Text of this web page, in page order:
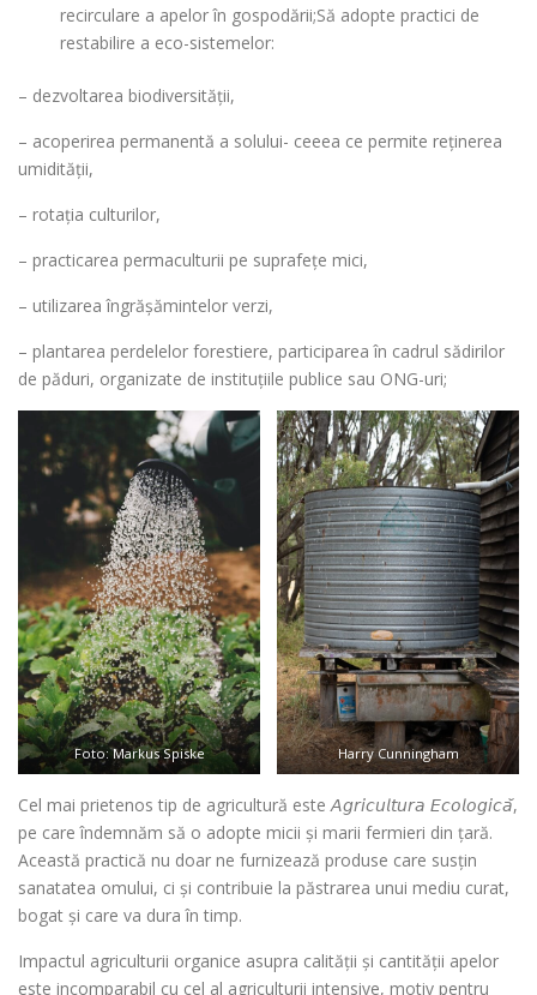
recirculare a apelor în gospodării;Să adopte practici de
restabilire a eco-sistemelor:
– dezvoltarea biodiversității,
– acoperirea permanentă a solului- ceeea ce permite reținerea
umidității,
– rotația culturilor,
– practicarea permaculturii pe suprafețe mici,
– utilizarea îngrășămintelor verzi,
– plantarea perdelelor forestiere, participarea în cadrul sădirilor
de păduri, organizate de instituțiile publice sau ONG-uri;
Foto: Markus Spiske Harry Cunningham
Cel mai prietenos tip de agricultură este 𝘈𝘨𝘳𝘪𝘤𝘶𝘭𝘵𝘶𝘳𝘢 𝘌𝘤𝘰𝘭𝘰𝘨𝘪𝘤𝘢̆,
pe care îndemnăm să o adopte micii și marii fermieri din țară.
Această practică nu doar ne furnizează produse care susțin
sanatatea omului, ci și contribuie la păstrarea unui mediu curat,
bogat și care va dura în timp.
Impactul agriculturii organice asupra calității și cantității apelor
este incomparabil cu cel al agriculturii intensive, motiv pentru